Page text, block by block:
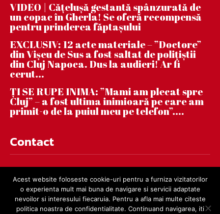
VIDEO | Căţeluşă gestantă spânzurată de
un copac în Gherla! Se oferă recompensă
pentru prinderea făptaşului
EXCLUSIV: 12 acte materiale – ”Doctore”
din Vișeu de Sus a fost saltat de polițiștii
din Cluj Napoca. Dus la audieri! Ar fi
cerut...
ȚI SE RUPE INIMA: ”Mami am plecat spre
Cluj” – a fost ultima inimioară pe care am
primit-o de la puiul meu pe telefon”....
Contact
Acest website foloseste cookie-uri pentru a furniza vizitatorilor
o experienta mult mai buna de navigare si servicii adaptate
nevoilor si interesului fiecaruia. Pentru a afla mai multe citeste
politica noastra de confidentialitate. Continuand navigarea, iti